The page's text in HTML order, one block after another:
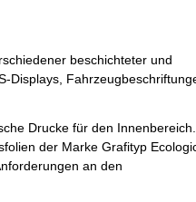
beschichteter und
Displays,
Drucke für den Innenbereich.
der Marke Grafityp
an den